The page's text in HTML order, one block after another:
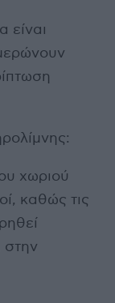
είναι
χωριού
καθώς τις